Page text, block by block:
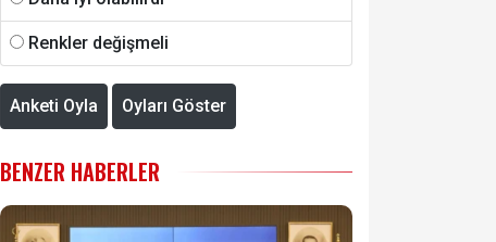
Renkler değişmeli
Anketi Oyla Oyları Göster
BENZER HABERLER